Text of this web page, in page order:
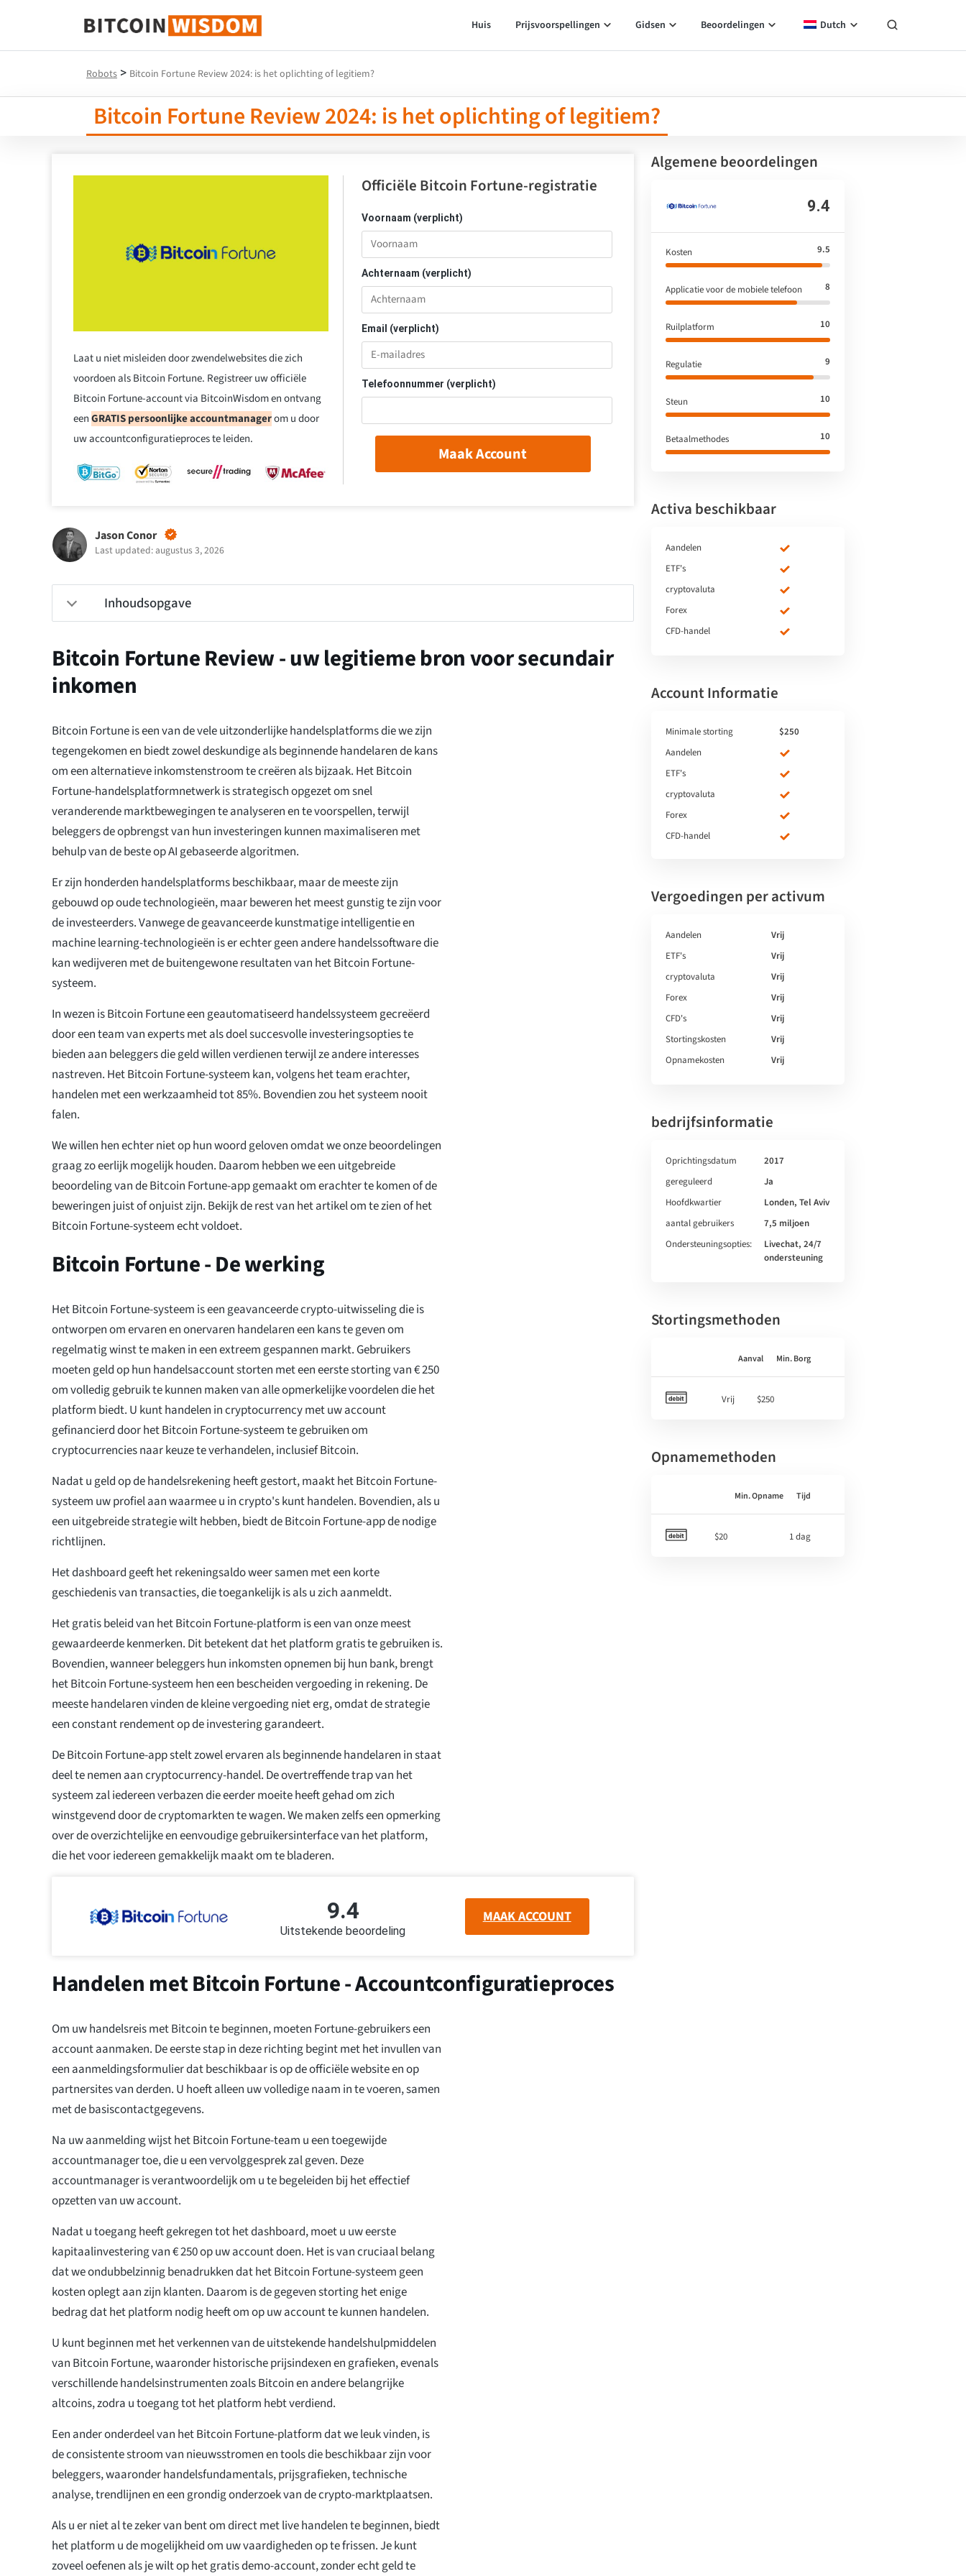
Bitcoin-wijsheid
Huis Prijsvoorspellingen Gidsen Beoordelingen Dutch
Robots > Bitcoin Fortune Review 2024: is het oplichting of legitiem?
Bitcoin Fortune Review 2024: is het oplichting of legitiem?
Laat u niet misleiden door zwendelwebsites die zich
voordoen als Bitcoin Fortune. Registreer uw officiële
Bitcoin Fortune-account via BitcoinWisdom en ontvang
eenGRATIS persoonlijke accountmanagerom u door
uw accountconfiguratieproces te leiden.
Officiële Bitcoin Fortune-registratie
Voornaam (verplicht)
Achternaam (verplicht)
Email (verplicht)
Telefoonnummer (verplicht)
Maak Account
Jason Conor
Last updated: augustus 3, 2026
Inhoudsopgave
Bitcoin Fortune Review - uw legitieme bron voor secundair
inkomen
Bitcoin Fortune is een van de vele uitzonderlijke handelsplatforms die we zijn
tegengekomen en biedt zowel deskundige als beginnende handelaren de kans
om een alternatieve inkomstenstroom te creëren als bijzaak. Het Bitcoin
Fortune-handelsplatformnetwerk is strategisch opgezet om snel
veranderende marktbewegingen te analyseren en te voorspellen, terwijl
beleggers de opbrengst van hun investeringen kunnen maximaliseren met
behulp van de beste op AI gebaseerde algoritmen.
Er zijn honderden handelsplatforms beschikbaar, maar de meeste zijn
gebouwd op oude technologieën, maar beweren het meest gunstig te zijn voor
de investeerders. Vanwege de geavanceerde kunstmatige intelligentie en
machine learning-technologieën is er echter geen andere handelssoftware die
kan wedijveren met de buitengewone resultaten van het Bitcoin Fortune-
systeem.
In wezen is Bitcoin Fortune een geautomatiseerd handelssysteem gecreëerd
door een team van experts met als doel succesvolle investeringsopties te
bieden aan beleggers die geld willen verdienen terwijl ze andere interesses
nastreven. Het Bitcoin Fortune-systeem kan, volgens het team erachter,
handelen met een werkzaamheid tot 85%. Bovendien zou het systeem nooit
falen.
We willen hen echter niet op hun woord geloven omdat we onze beoordelingen
graag zo eerlijk mogelijk houden. Daarom hebben we een uitgebreide
beoordeling van de Bitcoin Fortune-app gemaakt om erachter te komen of de
beweringen juist of onjuist zijn. Bekijk de rest van het artikel om te zien of het
Bitcoin Fortune-systeem echt voldoet.
Bitcoin Fortune - De werking
Het Bitcoin Fortune-systeem is een geavanceerde crypto-uitwisseling die is
ontworpen om ervaren en onervaren handelaren een kans te geven om
regelmatig winst te maken in een extreem gespannen markt. Gebruikers
moeten geld op hun handelsaccount storten met een eerste storting van € 250
om volledig gebruik te kunnen maken van alle opmerkelijke voordelen die het
platform biedt. U kunt handelen in cryptocurrency met uw account
gefinancierd door het Bitcoin Fortune-systeem te gebruiken om
cryptocurrencies naar keuze te verhandelen, inclusief Bitcoin.
Nadat u geld op de handelsrekening heeft gestort, maakt het Bitcoin Fortune-
systeem uw profiel aan waarmee u in crypto's kunt handelen. Bovendien, als u
een uitgebreide strategie wilt hebben, biedt de Bitcoin Fortune-app de nodige
richtlijnen.
Het dashboard geeft het rekeningsaldo weer samen met een korte
geschiedenis van transacties, die toegankelijk is als u zich aanmeldt.
Het gratis beleid van het Bitcoin Fortune-platform is een van onze meest
gewaardeerde kenmerken. Dit betekent dat het platform gratis te gebruiken is.
Bovendien, wanneer beleggers hun inkomsten opnemen bij hun bank, brengt
het Bitcoin Fortune-systeem hen een bescheiden vergoeding in rekening. De
meeste handelaren vinden de kleine vergoeding niet erg, omdat de strategie
een constant rendement op de investering garandeert.
De Bitcoin Fortune-app stelt zowel ervaren als beginnende handelaren in staat
deel te nemen aan cryptocurrency-handel. De overtreffende trap van het
systeem zal iedereen verbazen die eerder moeite heeft gehad om zich
winstgevend door de cryptomarkten te wagen. We maken zelfs een opmerking
over de overzichtelijke en eenvoudige gebruikersinterface van het platform,
die het voor iedereen gemakkelijk maakt om te bladeren.
9.4
Uitstekende beoordeling
MAAK ACCOUNT
Handelen met Bitcoin Fortune - Accountconfiguratieproces
Om uw handelsreis met Bitcoin te beginnen, moeten Fortune-gebruikers een
account aanmaken. De eerste stap in deze richting begint met het invullen van
een aanmeldingsformulier dat beschikbaar is op de officiële website en op
partnersites van derden. U hoeft alleen uw volledige naam in te voeren, samen
met de basiscontactgegevens.
Na uw aanmelding wijst het Bitcoin Fortune-team u een toegewijde
accountmanager toe, die u een vervolggesprek zal geven. Deze
accountmanager is verantwoordelijk om u te begeleiden bij het effectief
opzetten van uw account.
Nadat u toegang heeft gekregen tot het dashboard, moet u uw eerste
kapitaalinvestering van € 250 op uw account doen. Het is van cruciaal belang
dat we ondubbelzinnig benadrukken dat het Bitcoin Fortune-systeem geen
kosten oplegt aan zijn klanten. Daarom is de gegeven storting het enige
bedrag dat het platform nodig heeft om op uw account te kunnen handelen.
U kunt beginnen met het verkennen van de uitstekende handelshulpmiddelen
van Bitcoin Fortune, waaronder historische prijsindexen en grafieken, evenals
verschillende handelsinstrumenten zoals Bitcoin en andere belangrijke
altcoins, zodra u toegang tot het platform hebt verdiend.
Een ander onderdeel van het Bitcoin Fortune-platform dat we leuk vinden, is
de consistente stroom van nieuwsstromen en tools die beschikbaar zijn voor
beleggers, waaronder handelsfundamentals, prijsgrafieken, technische
analyse, trendlijnen en een grondig onderzoek van de crypto-marktplaatsen.
Als u er niet al te zeker van bent om direct met live handelen te beginnen, biedt
het platform u de mogelijkheid om uw vaardigheden op te frissen. Je kunt
zoveel oefenen als je wilt op het gratis demo-account, zonder echt geld te
Algemene beoordelingen
9.4
Kosten 9.5
Applicatie voor de mobiele telefoon 8
Ruilplatform 10
Regulatie 9
Steun 10
Betaalmethodes 10
Activa beschikbaar
Aandelen
ETF's
cryptovaluta
Forex
CFD-handel
Account Informatie
Minimale storting
$250
Aandelen
ETF's
cryptovaluta
Forex
CFD-handel
Vergoedingen per activum
Aandelen
Vrij
ETF's
Vrij
cryptovaluta
Vrij
Forex
Vrij
CFD's
Vrij
Stortingskosten
Vrij
Opnamekosten
Vrij
bedrijfsinformatie
Oprichtingsdatum
2017
gereguleerd
Ja
Hoofdkwartier
Londen, Tel Aviv
aantal gebruikers
7,5 miljoen
Ondersteuningsopties:
Livechat, 24/7
ondersteuning
Stortingsmethoden
Aanval Min. Borg
Vrij $250
Opnamemethoden
Min. Opname Tijd
$20 1 dag